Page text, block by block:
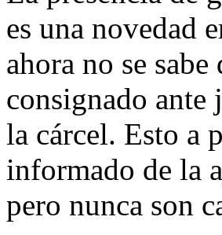
es una novedad
ahora no se
consignado ante
la cárcel. Esto a
informado de la
pero nunca son